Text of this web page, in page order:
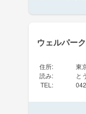
ウェルパー
住所:
東
読み:
と
TEL :